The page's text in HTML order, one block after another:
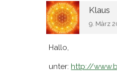
Klaus
9. März
Hallo,
unter:http://